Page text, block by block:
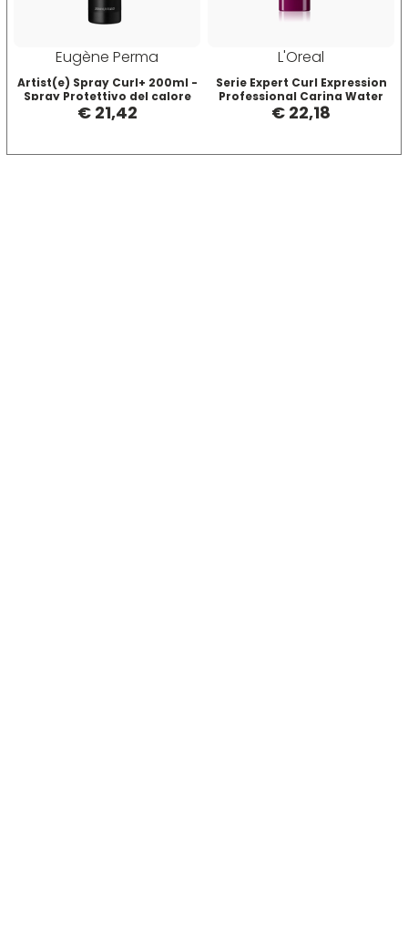
Eugène Perma
Artist(e) Spray Curl+ 200ml -
Spray Protettivo del calore
€ 21,42
L'Oreal
Serie Expert Curl Expression
Professional Caring Water
Mist - Ravvivante Ricci/Mossi
190 ml
€ 22,18